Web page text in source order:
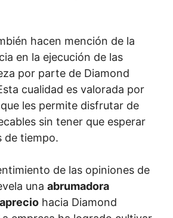
hacen mención de la
en la ejecución de las
por parte de Diamond
cualidad es valorada por
les permite disfrutar de
sin tener que esperar
de tiempo.
de las opiniones de
una abrumadora
hacia Diamond